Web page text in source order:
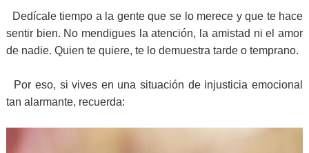
Dedícale tiempo a la gente que se lo merece y que te hace
sentir bien. No mendigues la atención, la amistad ni el amor
de nadie. Quien te quiere, te lo demuestra tarde o temprano.
Por eso, si vives en una situación de injusticia emocional
tan alarmante, recuerda: